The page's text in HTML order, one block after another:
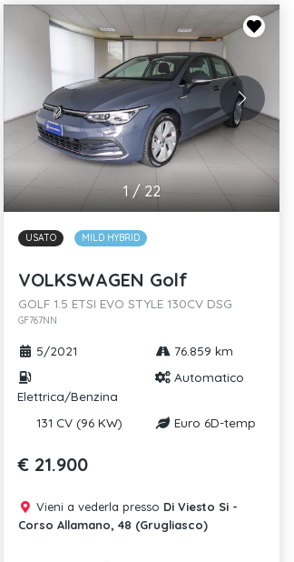
1/22
USATO MILD HYBRID
VOLKSWAGEN Golf
GOLF 1.5 ETSI EVO STYLE 130CV DSG
GF767NN
5/2021 76.859 km
Elettrica/Benzina
Automatico
131 CV (96 KW) Euro 6D-temp
€ 21.900
Vieni a vederla presso Di Viesto Si -
Corso Allamano, 48 (Grugliasco)